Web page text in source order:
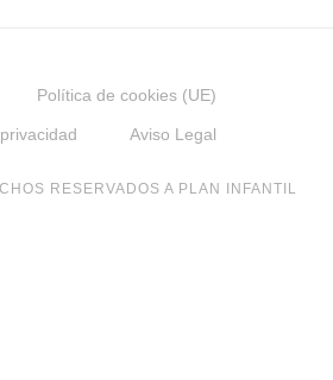
Política de cookies (UE)
Aviso Legal
RESERVADOS A PLAN INFANTIL